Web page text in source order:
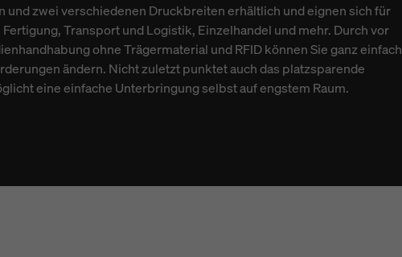
zwei verschiedenen Druckbreiten erhältlich und eignen sich für
Transport und Logistik, Einzelhandel und mehr. Durch vor
ohne Trägermaterial und RFID können Sie ganz einfach
ändern. Nicht zuletzt punktet auch das platzsparende
eine einfache Unterbringung selbst auf engstem Raum.